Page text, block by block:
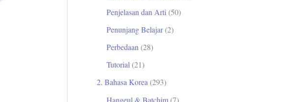
Penjelasan dan Arti (50)
Penunjang Belajar(2)
Perbedaan (28)
Tutorial (21)
2. Bahasa Korea (293)
Hangeul & Batchim (7)